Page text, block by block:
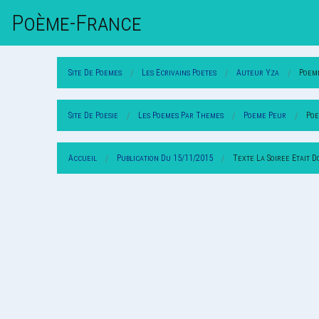
Poème-FrAnce
Site De Poemes Les Ecrivains Poetes Auteur Yza
Site De Poesie Les Poemes Par Themes Poeme Peur
Accueil Publication Du 15/11/2015 Texte La Soiree Etait